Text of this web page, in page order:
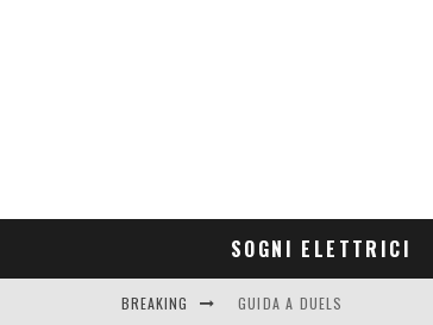
SOGNI ELETTRICI
BREAKING GUIDA A DUELS